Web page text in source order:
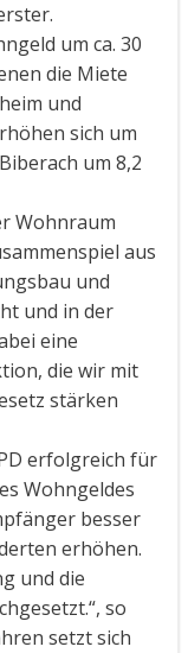
um ca. 30
die Miete
und
sich um
um 8,2
Wohnraum
aus
und
und in der
eine
die wir mit
stärken
erfolgreich für
Wohngeldes
besser
erhöhen.
und die
so
setzt sich